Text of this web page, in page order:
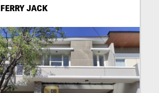
FERRY JACK